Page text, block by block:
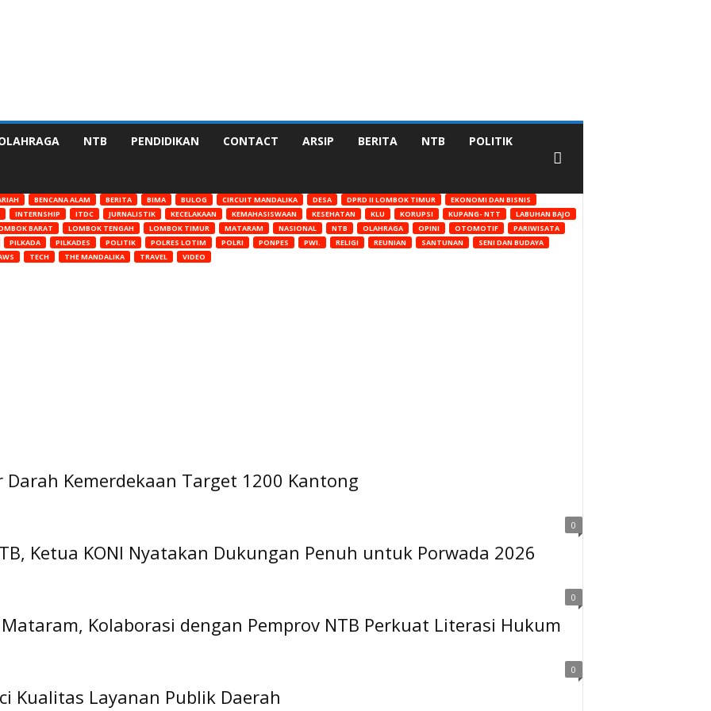
NTB PENDIDIKAN CONTACT ARSIP BERITA NTB POLITIK
BENCANA ALAM BERITA BIMA BULOG CIRCUIT MANDALIKA DESA DPRD II LOMBOK TIMUR
EKONOMI DAN BISNIS
INTERNSHIP ITDC JURNALISTIK KECELAKAAN KEMAHASISWAAN KESEHATAN KLU KORUPSI KUPANG- NTT
LABUHAN BAJO
BARAT LOMBOK TENGAH LOMBOK TIMUR MATARAM NASIONAL NTB OLAHRAGA OPINI OTOMOTIF
PARIWISATA
PILKADA PILKADES POLITIK POLRES LOTIM POLRI PONPES PWI. RELIGI REUNIAN SANTUNAN
SENI DAN BUDAYA
TECH THE MANDALIKA TRAVEL VIDEO
Darah Kemerdekaan Target 1200 Kantong
0
Ketua KONI Nyatakan Dukungan Penuh untuk Porwada 2026
0
Mataram, Kolaborasi dengan Pemprov NTB Perkuat Literasi Hukum
0
Kualitas Layanan Publik Daerah